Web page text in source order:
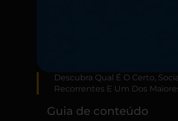
Descubra Qual É O Certo,
Recorrentes E Um Dos
Guia de conteúdo